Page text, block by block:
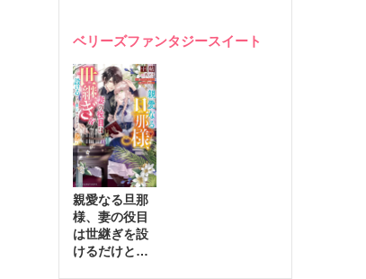
ました２
動かす万能令
れ才女の辺境
ベリーズファンタジースイート
親愛なる旦那
様、妻の役目
は世継ぎを設
けるだけと聞